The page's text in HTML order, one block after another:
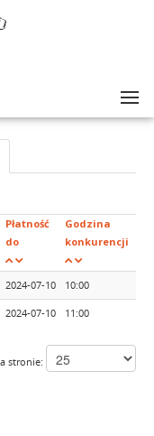
Płatność
do
Godzina
konkurencji
2024-07-10 10:00
2024-07-10 11:00
stronie: